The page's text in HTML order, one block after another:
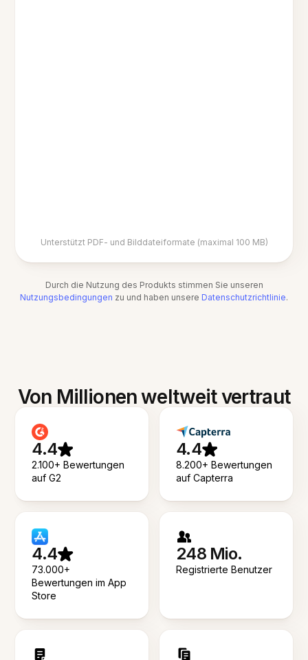
Unterstützt PDF- und Bilddateiformate (maximal 100 MB)
Durch die Nutzung des Produkts stimmen Sie unseren
Nutzungsbedingungen zu und haben unsere Datenschutzrichtlinie.
Von Millionen weltweit vertraut
4.4
2.100+ Bewertungen
auf G2
4.4
8.200+ Bewertungen
auf Capterra
4.4
73.000+
Bewertungen im App
Store
248 Mio.
Registrierte Benutzer